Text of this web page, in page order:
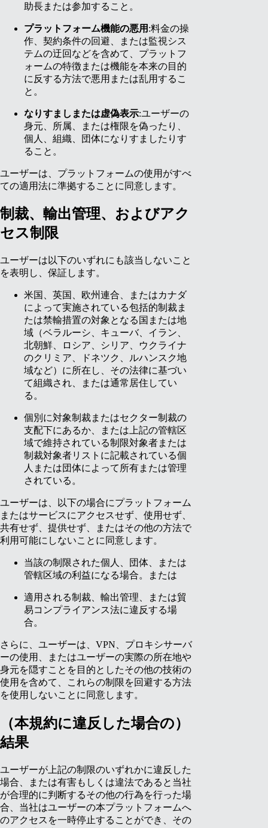
助長または参加すること。
プラットフォーム機能の悪用 :料金の操
作、契約条件の回避、または監視シス
テムの迂回などを含めて、プラットフ
ォームの特徴または機能を本来の目的
に反する方法で悪用または乱用するこ
と。
なりすましまたは虚偽表示:ユーザーの
身元、所属、または権限を偽ったり、
個人、組織、団体になりすましたりす
ること。
ユーザーは、プラットフォームの使用がすべ
ての適用法に準拠することに同意します。
制裁、輸出管理、およびアク
セス制限
ユーザーは以下のいずれにも該当しないこと
を表明し、保証します。
米国、英国、欧州連合、またはカナダ
によって実施されている包括的制裁ま
たは禁輸措置の対象となる国または地
域（ベラルーシ、キューバ、イラン、
北朝鮮、ロシア、シリア、ウクライナ
のクリミア、ドネツク、ルハンスク地
域など）に所在し、その法律に基づい
て組織され、または通常居住してい
る。
個別に対象制裁またはセクター制裁の
支配下にあるか、または上記の管轄区
域で維持されている制限対象者または
制裁対象者リストに記載されている個
人または団体によって所有または管理
されている。
ユーザーは、以下の場合にプラットフォーム
またはサービスにアクセスせず、使用せず、
共有せず、提供せず、またはその他の方法で
利用可能にしないことに同意します。
当該の制限された個人、団体、または
管轄区域の利益になる場合。または
適用される制裁、輸出管理、または貿
易コンプライアンス法に違反する場
合。
さらに、ユーザーは、VPN、プロキシサーバ
ーの使用、またはユーザーの実際の所在地や
身元を隠すことを目的としたその他の技術の
使用を含めて、これらの制限を回避する方法
を使用しないことに同意します。
（本規約に違反した場合の）
結果
ユーザーが上記の制限のいずれかに違反した
場合、または有害もしくは違法であると当社
が合理的に判断するその他の行為を行った場
合、当社はユーザーの本プラットフォームへ
のアクセスを一時停止することができ、その